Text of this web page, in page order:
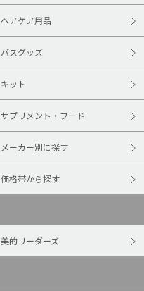
ヘアケア用品
バスグッズ
キット
サプリメント・フード
メーカー別に探す
価格帯から探す
美的リーダーズ